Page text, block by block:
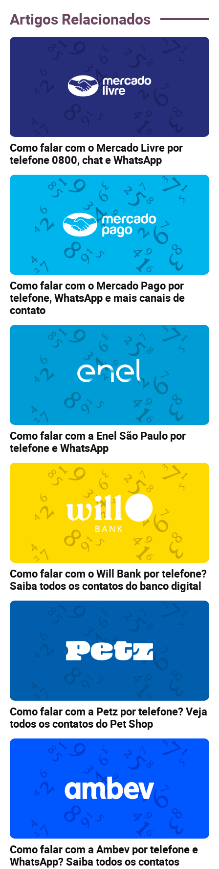
Artigos Relacionados
Como falar com o Mercado Livre por
telefone 0800, chat e WhatsApp
Como falar com o Mercado Pago por
telefone, WhatsApp e mais canais de
contato
Como falar com a Enel São Paulo por
telefone e WhatsApp
Como falar com o Will Bank por telefone?
Saiba todos os contatos do banco digital
Como falar com a Petz por telefone? Veja
todos os contatos do Pet Shop
Como falar com a Ambev por telefone e
WhatsApp? Saiba todos os contatos